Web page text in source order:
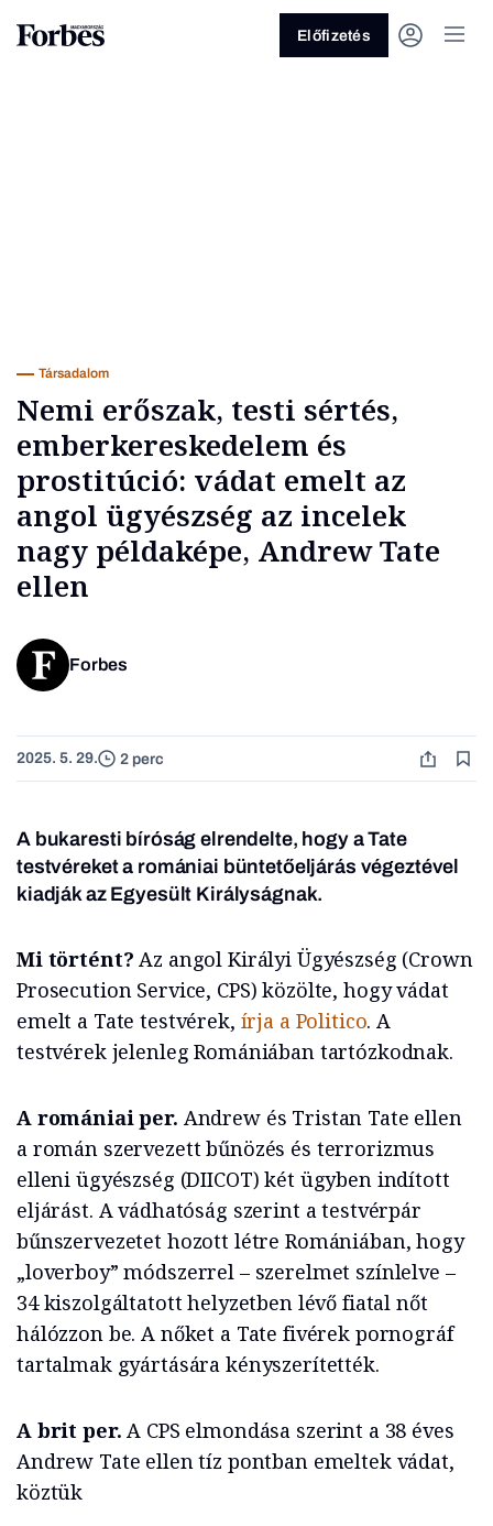
Üzlet
Előfizetés
Társadalom
Nemi erőszak, testi sértés,
emberkereskedelem és
prostitúció: vádat emelt az
angol ügyészség az incelek
nagy példaképe, Andrew Tate
ellen
Forbes
2025. 5. 29. 2 perc
A bukaresti bíróság elrendelte, hogy a Tate
testvéreket a romániai büntetőeljárás végeztével
kiadják az Egyesült Királyságnak.
Mi történt? Az angol Királyi Ügyészség (Crown
Prosecution Service, CPS) közölte, hogy vádat
emelt a Tate testvérek, írja a Politico. A
testvérek jelenleg Romániában tartózkodnak.
A romániai per. Andrew és Tristan Tate ellen
a román szervezett bűnözés és terrorizmus
elleni ügyészség (DIICOT) két ügyben indított
eljárást. A vádhatóság szerint a testvérpár
bűnszervezetet hozott létre Romániában, hogy
„loverboy” módszerrel – szerelmet színlelve –
34 kiszolgáltatott helyzetben lévő fiatal nőt
hálózzon be. A nőket a Tate fivérek pornográf
tartalmak gyártására kényszerítették.
A brit per.A CPS elmondása szerint a 38 éves
Andrew Tate ellen tíz pontban emeltek vádat,
köztük